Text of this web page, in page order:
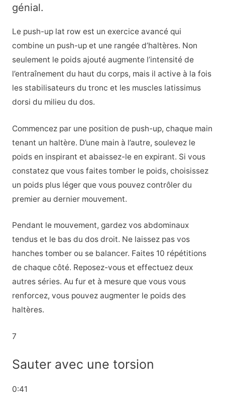
génial.
Le push-up lat row est un exercice avancé qui
combine un push-up et une rangée d’haltères. Non
seulement le poids ajouté augmente l’intensité de
l’entraînement du haut du corps, mais il active à la fois
les stabilisateurs du tronc et les muscles latissimus
dorsi du milieu du dos.
Commencez par une position de push-up, chaque main
tenant un haltère. D’une main à l’autre, soulevez le
poids en inspirant et abaissez-le en expirant. Si vous
constatez que vous faites tomber le poids, choisissez
un poids plus léger que vous pouvez contrôler du
premier au dernier mouvement.
Pendant le mouvement, gardez vos abdominaux
tendus et le bas du dos droit. Ne laissez pas vos
hanches tomber ou se balancer. Faites 10 répétitions
de chaque côté. Reposez-vous et effectuez deux
autres séries. Au fur et à mesure que vous vous
renforcez, vous pouvez augmenter le poids des
haltères.
7
Sauter avec une torsion
0:41